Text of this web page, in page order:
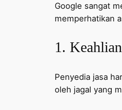
Google sangat
memperhatikan
1.
Penyedia jasa
oleh jagal yang